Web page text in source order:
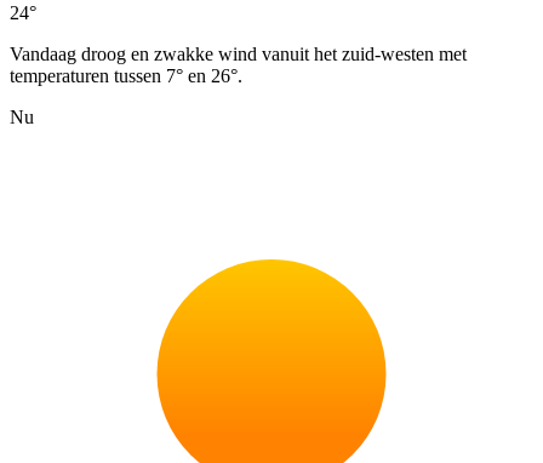
24°
Vandaag droog en zwakke wind vanuit het zuid-westen met
temperaturen tussen 7° en 26°.
Nu